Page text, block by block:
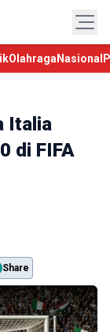
Olahraga Nasional
Italia
di FIFA
Share